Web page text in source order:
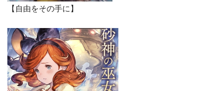
【自由をその手に】